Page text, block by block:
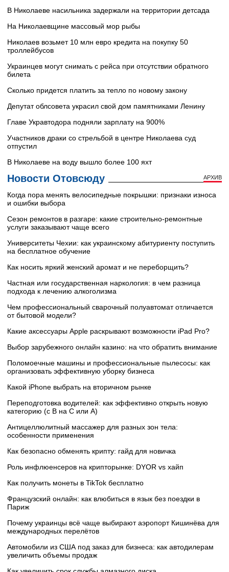
В Николаеве насильника задержали на территории детсада
На Николаевщине массовый мор рыбы
Николаев возьмет 10 млн евро кредита на покупку 50
троллейбусов
Украинцев могут снимать с рейса при отсутствии обратного
билета
Сколько придется платить за тепло по новому закону
Депутат облсовета украсил свой дом памятниками Ленину
Главе Укравтодора подняли зарплату на 900%
Участников драки со стрельбой в центре Николаева суд
отпустил
В Николаеве на воду вышло более 100 яхт
Новости Отовсюду АРХИВ
Когда пора менять велосипедные покрышки: признаки износа
и ошибки выбора
Сезон ремонтов в разгаре: какие строительно-ремонтные
услуги заказывают чаще всего
Университеты Чехии: как украинскому абитуриенту поступить
на бесплатное обучение
Как носить яркий женский аромат и не переборщить?
Частная или государственная наркология: в чем разница
подхода к лечению алкоголизма
Чем профессиональный сварочный полуавтомат отличается
от бытовой модели?
Какие аксессуары Apple раскрывают возможности iPad Pro?
Выбор зарубежного онлайн казино: на что обратить внимание
Поломоечные машины и профессиональные пылесосы: как
организовать эффективную уборку бизнеса
Какой iPhone выбрать на вторичном рынке
Переподготовка водителей: как эффективно открыть новую
категорию (с B на C или А)
Антицеллюлитный массажер для разных зон тела:
особенности применения
Как безопасно обменять крипту: гайд для новичка
Роль инфлюенсеров на крипторынке: DYOR vs хайп
Как получить монеты в TikTok бесплатно
Французский онлайн: как влюбиться в язык без поездки в
Париж
Почему украинцы всё чаще выбирают аэропорт Кишинёва для
международных перелётов
Автомобили из США под заказ для бизнеса: как автодилерам
увеличить объемы продаж